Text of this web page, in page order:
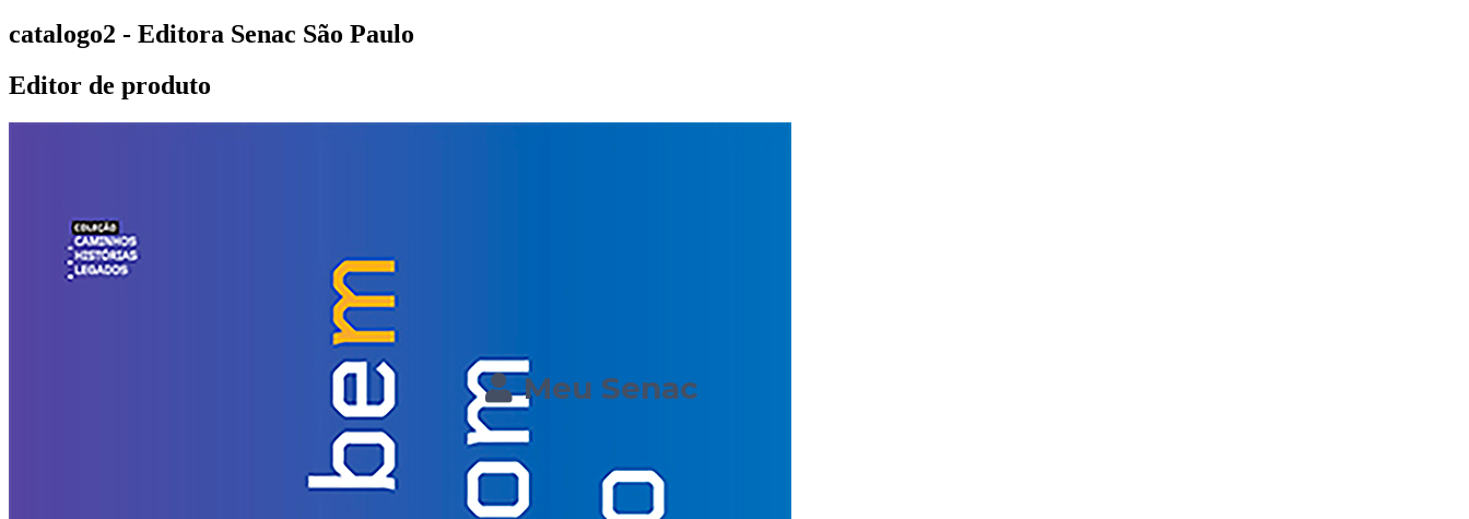
Meu Senac
catalogo2 - Editora Senac São Paulo
Editor de produto